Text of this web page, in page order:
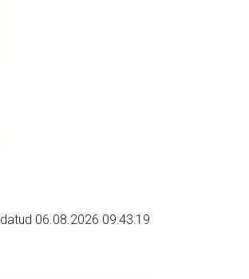
06.08.2026 09:43:19